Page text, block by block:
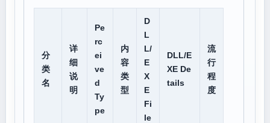
分
类
名
详
细
说
明
Pe
rc
ei
ve
d
Ty
pe
内
容
类
型
D
L
L/
E
X
E
Fi
le
DLL/E
XE De
tails
流
行
程
度